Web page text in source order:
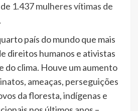
1.437 mulheres vítimas de
país do mundo que mais
direitos humanos e ativistas
do clima. Houve um aumento
ameaças, perseguições
da floresta, indígenas e